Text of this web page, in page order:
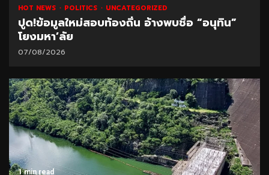
HOT NEWS POLITICS UNCATEGORIZED
ปูด!ข้อมูลใหม่สอบท้องถิ่น อ้างพบชื่อ “อนุทิน”
โยงมหา’ลัย
07/08/2026
1 min read